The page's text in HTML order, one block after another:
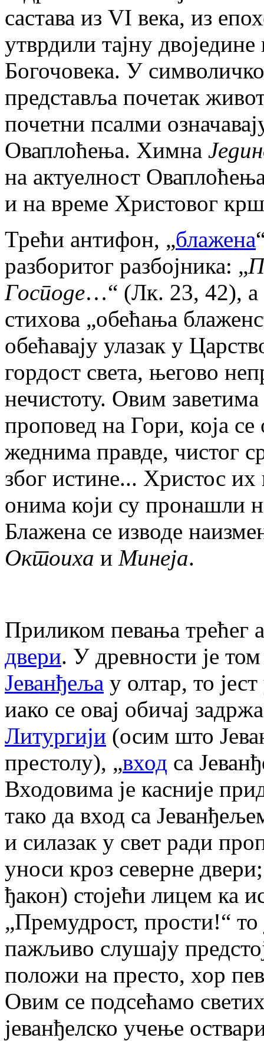
састава из VI века, из
утврдили тајну
Богочовека. У
представља почетак
почетни псалми
Оваплоћења. Химна
на актуелност
и на време Христовог
Трећи антифон, „блажена
разборитог разбојника: „
Господе…“ (Лк. 23, 42), а
стихова „обећања
обећавају улазак у
гордост света, његово
нечистоту. Овим
проповед на Гори, која
жеднима правде, чистог
због истине... Христос их
онима који су пронашли
Блажена се изводе
Октоиха и Минеја.
Приликом певања трећег
двери. У древности је
Јеванђеља у олтар, то
иако се овај обичај
Литургији (осим што
престолу), „вход са
Входовима је касније
тако да вход са
и силазак у свет ради
уноси кроз северне
ђакон) стојећи лицем ка
„Премудрост, прости!“ то
пажљиво слушају
положи на престо, хор
Овим се подсећамо
јеванђелско учење